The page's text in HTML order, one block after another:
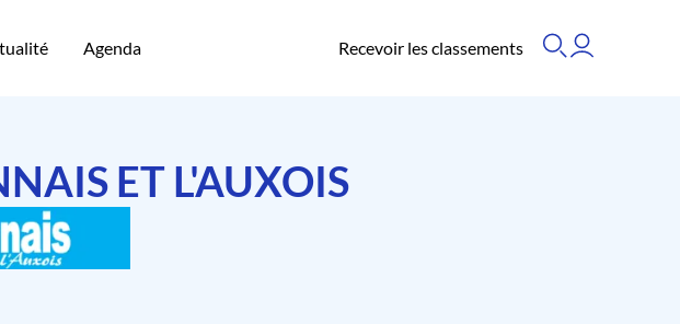
Agenda Recevoir les classements
ET L'AUXOIS